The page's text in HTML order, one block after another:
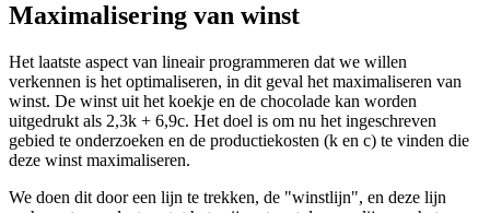
Maximalisering van winst
Het laatste aspect van lineair programmeren dat we willen
verkennen is het optimaliseren, in dit geval het maximaliseren van
winst. De winst uit het koekje en de chocolade kan worden
uitgedrukt als 2,3k + 6,9c. Het doel is om nu het ingeschreven
gebied te onderzoeken en de productiekosten (k en c) te vinden die
deze winst maximaliseren.
We doen dit door een lijn te trekken, de "winstlijn", en deze lijn